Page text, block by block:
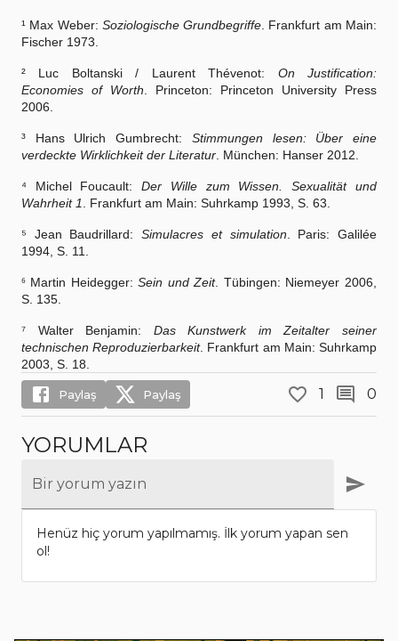
¹ Max Weber: Soziologische Grundbegriffe. Frankfurt am Main:
Fischer 1973.
² Luc Boltanski / Laurent Thévenot: On Justification:
Economies of Worth. Princeton: Princeton University Press
2006.
³ Hans Ulrich Gumbrecht: Stimmungen lesen: Über eine
verdeckte Wirklichkeit der Literatur. München: Hanser 2012.
⁴ Michel Foucault:Der Wille zum Wissen. Sexualität und
Wahrheit 1. Frankfurt am Main: Suhrkamp 1993, S. 63.
⁵ Jean Baudrillard:Simulacres et simulation. Paris: Galilée
1994, S. 11.
⁶ Martin Heidegger:Sein und Zeit. Tübingen: Niemeyer 2006,
S. 135.
⁷ Walter Benjamin: Das Kunstwerk im Zeitalter seiner
technischen Reproduzierbarkeit. Frankfurt am Main: Suhrkamp
2003, S. 18.
Paylaş Paylaş 1 0
YORUMLAR
Bir yorum yazın
Henüz hiç yorum yapılmamış. İlk yorum yapan sen
ol!